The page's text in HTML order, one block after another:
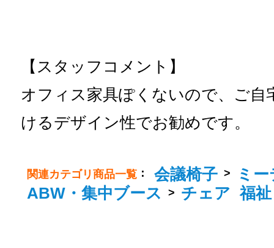
【スタッフコメント】
オフィス家具ぽくないので、ご自
けるデザイン性でお勧めです。
関連カテゴリ商品一覧 ： 会議椅子 >
ミ
ABW・集中ブース
> チェア 福